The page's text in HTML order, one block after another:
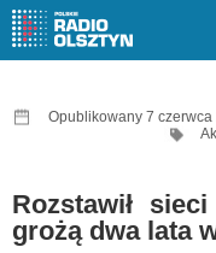
Opublikowany 7 czerwca
Rozstawił
grożą dwa lata